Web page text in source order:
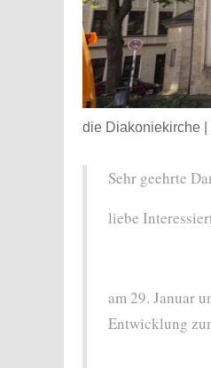
die Diakoniekirche |
Sehr geehrte
liebe
am 29. Januar
Entwicklung